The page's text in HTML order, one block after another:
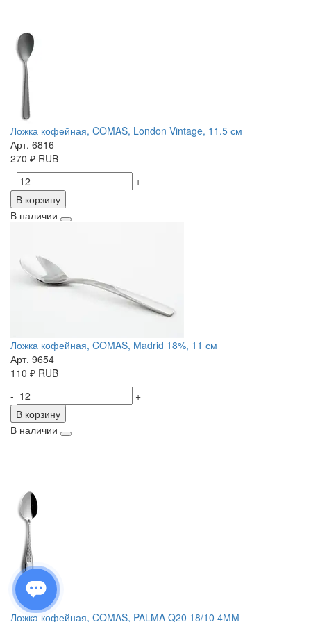
Ложка кофейная, COMAS, London Vintage, 11.5 см
Арт. 6816
270 ₽ RUB
-
+
В корзину
В наличии
Ложка кофейная, COMAS, Madrid 18%, 11 см
Арт. 9654
110 ₽ RUB
-
+
В корзину
В наличии
Ложка кофейная, COMAS, PALMA Q20 18/10 4MM